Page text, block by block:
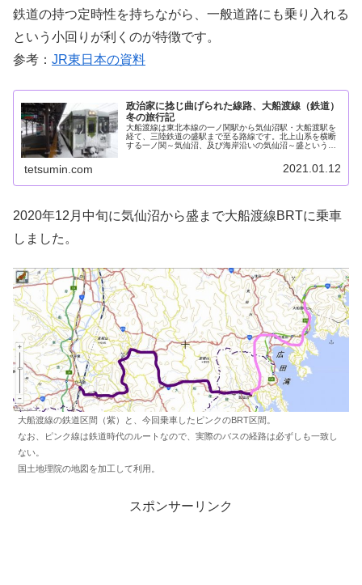
鉄道の持つ定時性を持ちながら、一般道路にも乗り入れる
という小回りが利くのが特徴です。
参考： JR東日本の資料
政治家に捻じ曲げられた線路、大船渡線（鉄道）
冬の旅行記
大船渡線は東北本線の一ノ関駅から気仙沼駅・大船渡駅を
経て、三陸鉄道の盛駅まで至る路線です。北上山系を横断
する一ノ関～気仙沼、及び海岸沿いの気仙沼～盛という、
tetsumin.com 2021.01.12
2020年12月中旬に気仙沼から盛まで大船渡線BRTに乗車
しました。
大船渡線の鉄道区間（紫）と、今回乗車したピンクのBRT区間。
なお、ピンク線は鉄道時代のルートなので、実際のバスの経路は必ずしも一致し
ない。
国土地理院の地図を加工して利用。
スポンサーリンク